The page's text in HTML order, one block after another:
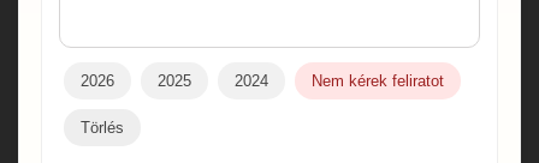
2026 2025 2024 Nem kérek feliratot
Törlés